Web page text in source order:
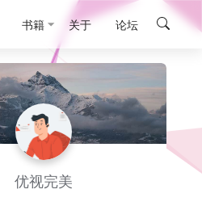
书籍 关于 论坛
优视完美